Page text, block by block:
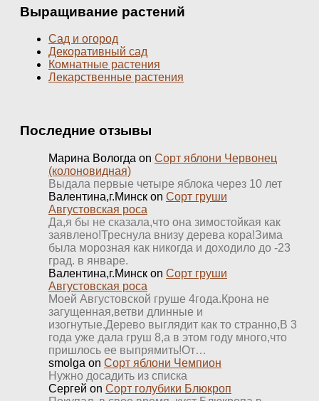
Выращивание растений
Сад и огород
Декоративный сад
Комнатные растения
Лекарственные растения
Последние отзывы
Марина Вологда on Сорт яблони Червонец
(колоновидная)
Выдала первые четыре яблока через 10 лет
Валентина,г.Минск on Сорт груши
Августовская роса
Да,я бы не сказала,что она зимостойкая как
заявлено!Треснула внизу дерева кора!Зима
была морозная как никогда и доходило до -23
град. в январе.
Валентина,г.Минск on Сорт груши
Августовская роса
Моей Августовской груше 4года.Крона не
загущенная,ветви длинные и
изогнутые.Дерево выглядит как то странно,В 3
года уже дала груш 8,а в этом году много,что
пришлось ее выпрямить!От…
smolga on Сорт яблони Чемпион
Нужно досадить из списка
Сергей on Сорт голубики Блюкроп